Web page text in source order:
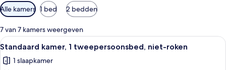
Beschikbare
filters
voor
kamers
Alle kamers 1 bed 2 bedden
7 van 7 kamers weergeven
Alle
foto's
voor
Een moderne hotelkamer met een
7
Standaard kamer, 1 tweepersoonsbed, niet-roken
1 slaapkamer